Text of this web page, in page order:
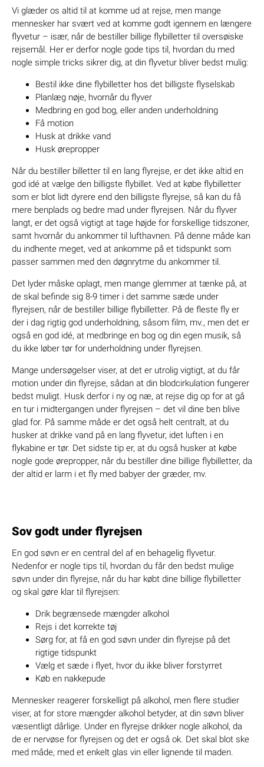
Vi glæder os altid til at komme ud at rejse, men mange
mennesker har svært ved at komme godt igennem en længere
flyvetur – især, når de bestiller billige flybilletter til oversøiske
rejsemål. Her er derfor nogle gode tips til, hvordan du med
nogle simple tricks sikrer dig, at din flyvetur bliver bedst mulig:
Bestil ikke dine flybilletter hos det billigste flyselskab
Planlæg nøje, hvornår du flyver
Medbring en god bog, eller anden underholdning
Få motion
Husk at drikke vand
Husk ørepropper
Når du bestiller billetter til en lang flyrejse, er det ikke altid en
god idé at vælge den billigste flybillet. Ved at købe flybilletter
som er blot lidt dyrere end den billigste flyrejse, så kan du få
mere benplads og bedre mad under flyrejsen. Når du flyver
langt, er det også vigtigt at tage højde for forskellige tidszoner,
samt hvornår du ankommer til lufthavnen. På denne måde kan
du indhente meget, ved at ankomme på et tidspunkt som
passer sammen med den døgnrytme du ankommer til.
Det lyder måske oplagt, men mange glemmer at tænke på, at
de skal befinde sig 8-9 timer i det samme sæde under
flyrejsen, når de bestiller billige flybilletter. På de fleste fly er
der i dag rigtig god underholdning, såsom film, mv., men det er
også en god idé, at medbringe en bog og din egen musik, så
du ikke løber tør for underholdning under flyrejsen.
Mange undersøgelser viser, at det er utrolig vigtigt, at du får
motion under din flyrejse, sådan at din blodcirkulation fungerer
bedst muligt. Husk derfor i ny og næ, at rejse dig op for at gå
en tur i midtergangen under flyrejsen – det vil dine ben blive
glad for. På samme måde er det også helt centralt, at du
husker at drikke vand på en lang flyvetur, idet luften i en
flykabine er tør. Det sidste tip er, at du også husker at købe
nogle gode ørepropper, når du bestiller dine billige flybilletter, da
der altid er larm i et fly med babyer der græder, mv.
Sov godt under flyrejsen
En god søvn er en central del af en behagelig flyvetur.
Nedenfor er nogle tips til, hvordan du får den bedst mulige
søvn under din flyrejse, når du har købt dine billige flybilletter
og skal gøre klar til flyrejsen:
Drik begrænsede mængder alkohol
Rejs i det korrekte tøj
Sørg for, at få en god søvn under din flyrejse på det
rigtige tidspunkt
Vælg et sæde i flyet, hvor du ikke bliver forstyrret
Køb en nakkepude
Mennesker reagerer forskelligt på alkohol, men flere studier
viser, at for store mængder alkohol betyder, at din søvn bliver
væsentligt dårlige. Under en flyrejse drikker nogle alkohol, da
de er nervøse for flyrejsen og det er også ok. Det skal blot ske
med måde, med et enkelt glas vin eller lignende til maden.